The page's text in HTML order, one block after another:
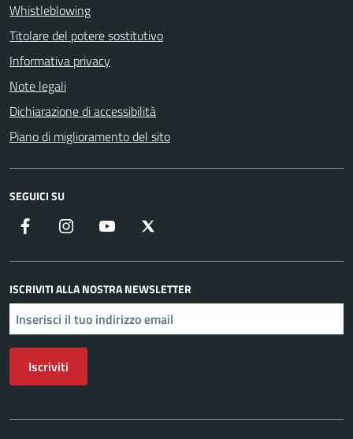
Whistleblowing
Titolare del potere sostitutivo
Informativa privacy
Note legali
Dichiarazione di accessibilità
Piano di miglioramento del sito
SEGUICI SU
Facebook Instagram YouTube
ISCRIVITI ALLA NOSTRA NEWSLETTER